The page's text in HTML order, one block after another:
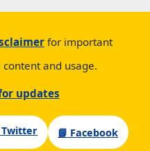
for important
and usage.
updates
Twitter 📘 Facebook